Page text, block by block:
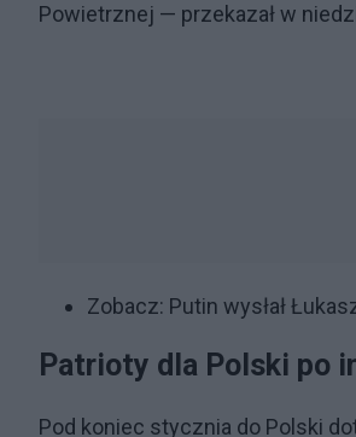
Powietrznej — przekazał w
Zobacz: Putin wysłał
Patrioty dla Polski po
Pod koniec stycznia do Polski